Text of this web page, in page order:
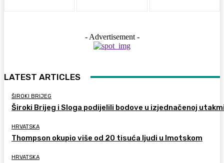
- Advertisement -
LATEST ARTICLES
ŠIROKI BRIJEG
Široki Brijeg i Sloga podijelili bodove u izjednačenoj
HRVATSKA
Thompson okupio više od 20 tisuća ljudi u Imotskom
HRVATSKA